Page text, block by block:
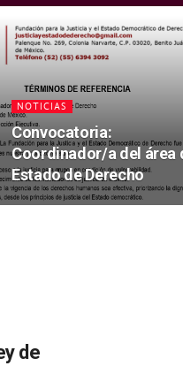
NOTICIAS
Convocatoria:
Coordinador/a del área
Estado de Derecho
de